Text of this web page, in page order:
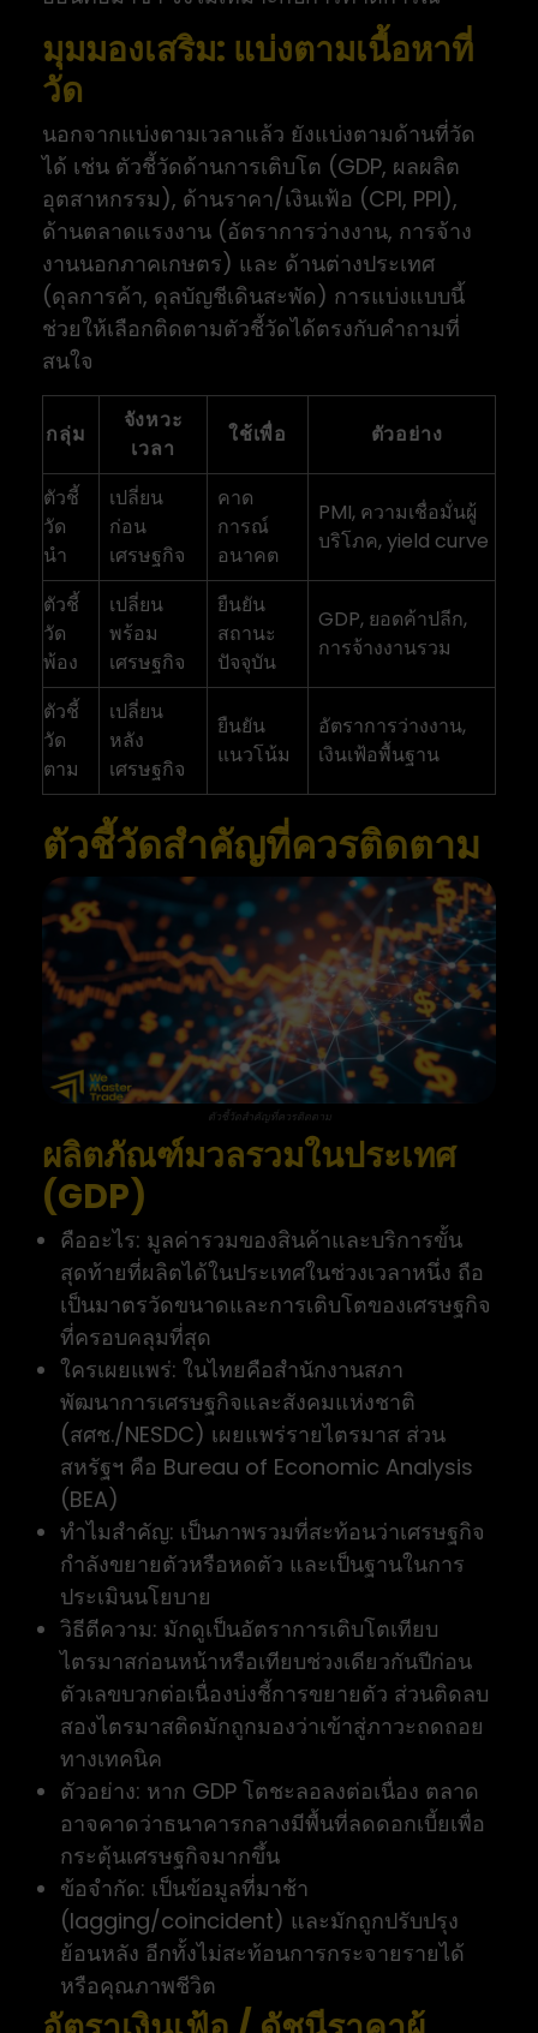
มุมมองเสริม: แบ่งตามเนื้อหาที่
วัด
นอกจากแบ่งตามเวลาแล้ว ยังแบ่งตามด้านที่วัด
ได้ เช่น ตัวชี้วัดด้านการเติบโต (GDP, ผลผลิต
อุตสาหกรรม), ด้านราคา/เงินเฟ้อ (CPI, PPI),
ด้านตลาดแรงงาน (อัตราการว่างงาน, การจ้าง
งานนอกภาคเกษตร) และ ด้านต่างประเทศ
(ดุลการค้า, ดุลบัญชีเดินสะพัด) การแบ่งแบบนี้
ช่วยให้เลือกติดตามตัวชี้วัดได้ตรงกับคำถามที่
สนใจ
กลุ่ม
จังหวะ
เวลา
ใช้เพื่อ ตัวอย่าง
ตัวชี้
วัด
นำ
เปลี่ยน
ก่อน
เศรษฐกิจ
คาด
การณ์
อนาคต
PMI, ความเชื่อมั่นผู้
บริโภค, yield curve
ตัวชี้
วัด
พ้อง
เปลี่ยน
พร้อม
เศรษฐกิจ
ยืนยัน
สถานะ
ปัจจุบัน
GDP, ยอดค้าปลีก,
การจ้างงานรวม
ตัวชี้
วัด
ตาม
เปลี่ยน
หลัง
เศรษฐกิจ
ยืนยัน
แนวโน้ม
อัตราการว่างงาน,
เงินเฟ้อพื้นฐาน
ตัวชี้วัดสำคัญที่ควรติดตาม
ตัวชี้วัดสำคัญที่ควรติดตาม
ผลิตภัณฑ์มวลรวมในประเทศ
(GDP)
คืออะไร: มูลค่ารวมของสินค้าและบริการขั้น
สุดท้ายที่ผลิตได้ในประเทศในช่วงเวลาหนึ่ง ถือ
เป็นมาตรวัดขนาดและการเติบโตของเศรษฐกิจ
ที่ครอบคลุมที่สุด
ใครเผยแพร่: ในไทยคือสำนักงานสภา
พัฒนาการเศรษฐกิจและสังคมแห่งชาติ
(สศช./NESDC) เผยแพร่รายไตรมาส ส่วน
สหรัฐฯ คือ Bureau of Economic Analysis
(BEA)
ทำไมสำคัญ: เป็นภาพรวมที่สะท้อนว่าเศรษฐกิจ
กำลังขยายตัวหรือหดตัว และเป็นฐานในการ
ประเมินนโยบาย
วิธีตีความ: มักดูเป็นอัตราการเติบโตเทียบ
ไตรมาสก่อนหน้าหรือเทียบช่วงเดียวกันปีก่อน
ตัวเลขบวกต่อเนื่องบ่งชี้การขยายตัว ส่วนติดลบ
สองไตรมาสติดมักถูกมองว่าเข้าสู่ภาวะถดถอย
ทางเทคนิค
ตัวอย่าง: หาก GDP โตชะลอลงต่อเนื่อง ตลาด
อาจคาดว่าธนาคารกลางมีพื้นที่ลดดอกเบี้ยเพื่อ
กระตุ้นเศรษฐกิจมากขึ้น
ข้อจำกัด: เป็นข้อมูลที่มาช้า
(lagging/coincident) และมักถูกปรับปรุง
ย้อนหลัง อีกทั้งไม่สะท้อนการกระจายรายได้
หรือคุณภาพชีวิต